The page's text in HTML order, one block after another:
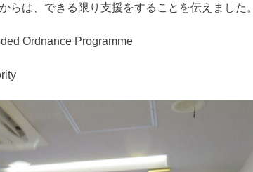
らは、できる限り支援をすることを伝えました。
Ordnance Programme